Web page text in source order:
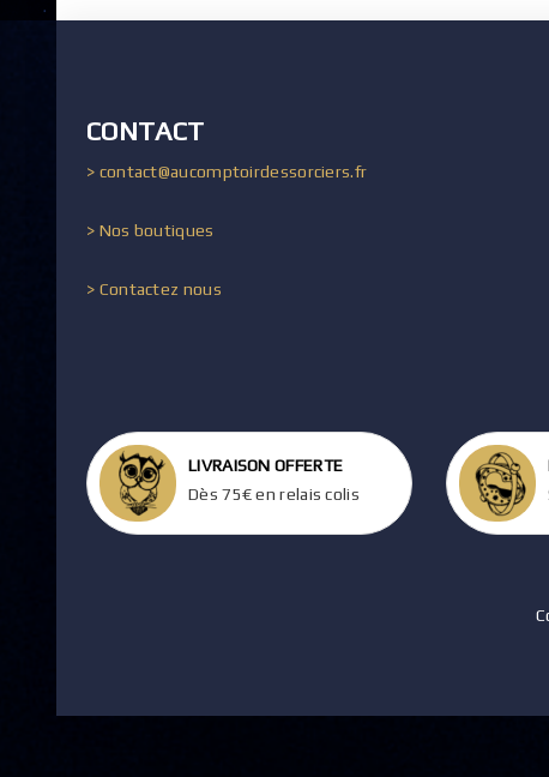
CONTACT
> contact@aucomptoirdessorciers.fr
> Nos boutiques
> Contactez nous
LIVRAISON OFFERTE
Dès 75€ en relais colis